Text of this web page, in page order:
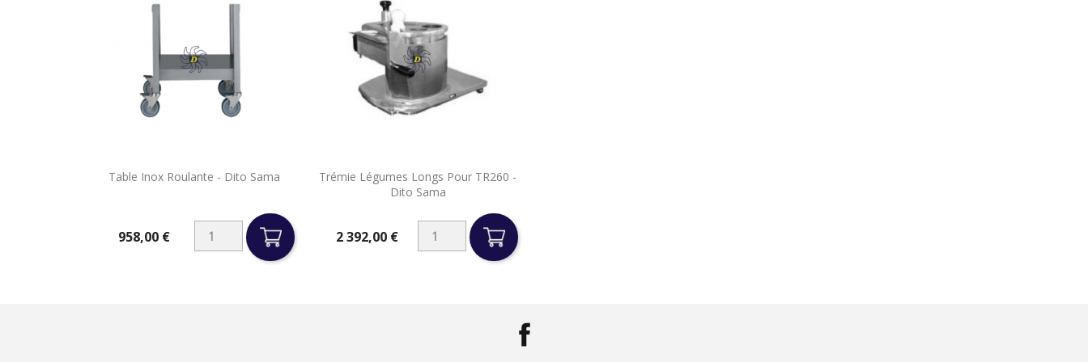
Table Inox Roulante - Dito Sama
958,00 €
 Aperçu rapide
Trémie Légumes Longs Pour TR260 -
Dito Sama
Prix2 392,00 €
Aperçu rapide